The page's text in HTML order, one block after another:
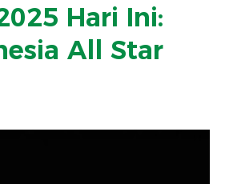
Hari Ini:
All Star